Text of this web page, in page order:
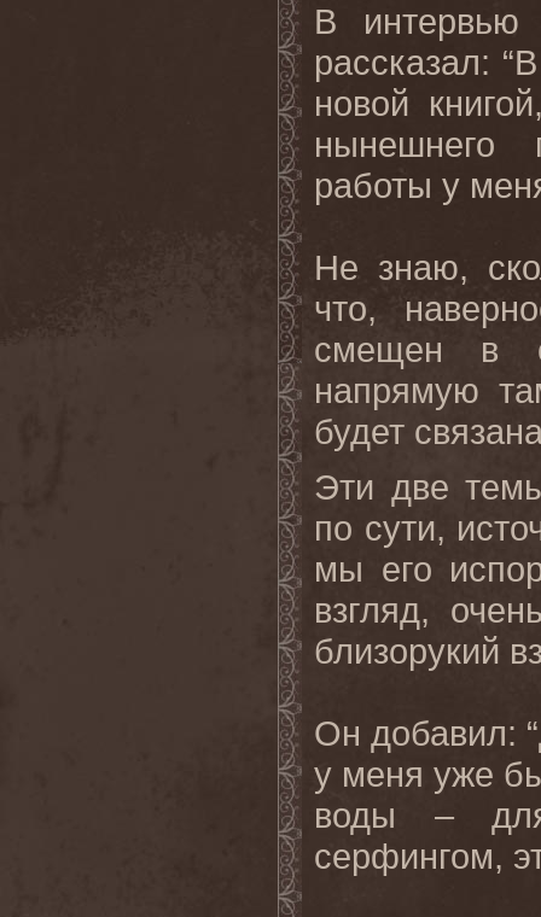
В
рассказал:
новой
нынешнего
работы у
Не знаю,
что,
смещен в
напрямую
будет
Эти две
по сути,
мы его
взгляд,
близорукий
Он добавил:
у меня уже
воды – для
серфингом,